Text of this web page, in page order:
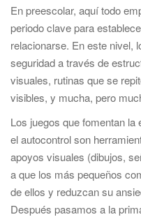
En preescolar, aquí todo
periodo clave para
relacionarse. En este nivel,
seguridad a través de
visuales, rutinas que se
visibles, y mucha, pero
Los juegos que fomentan
el autocontrol son
apoyos visuales (dibujos,
a que los más pequeños
de ellos y reduzcan su
Después pasamos a la